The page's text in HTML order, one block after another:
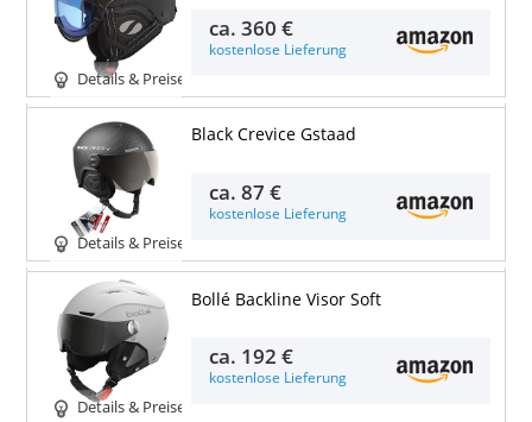
Details & Preise
ca.360 €
kostenlose Lieferung
Details & Preise
Black Crevice Gstaad
ca.87 €
kostenlose Lieferung
Details & Preise
Bollé Backline Visor Soft
ca. 192 €
kostenlose Lieferung